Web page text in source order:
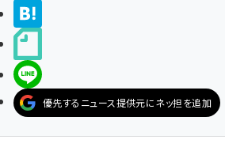
優先するニュース提供元にネッ担を追加